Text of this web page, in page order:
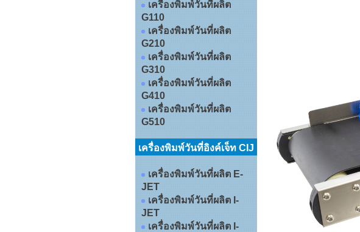
เครื่องพิมพ์วันที่ผลิต
G110
เครื่องพิมพ์วันที่ผลิต
G210
เครื่องพิมพ์วันที่ผลิต
G310
เครื่องพิมพ์วันที่ผลิต
G410
เครื่องพิมพ์วันที่ผลิต
G510
เครื่องพิมพ์วันที่อิงค์เจ็ท CIJ
เครื่องพิมพ์วันที่ผลิต E-
JET
เครื่องพิมพ์วันที่ผลิต I-
JET
เครื่องพิมพ์วันที่ผลิต I-